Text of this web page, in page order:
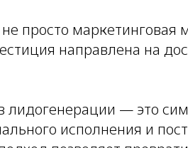
просто маркетинговая
направлена на
лидогенерации — это
исполнения и